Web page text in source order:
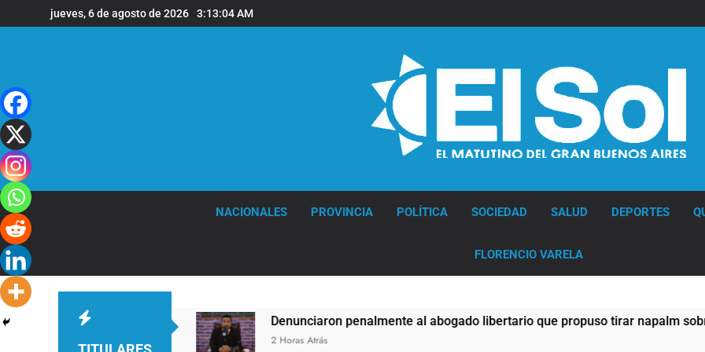
al
jueves, 6 de agosto de 2026 3:13:04 AM
NACIONALES PROVINCIA POLÍTICA SOCIEDAD SALUD DEPORTES
FLORENCIO VARELA
de viento Denunciaron penalmente al abogado libertario que propuso tirar napalm sobre el Gran
2 Horas Atrás